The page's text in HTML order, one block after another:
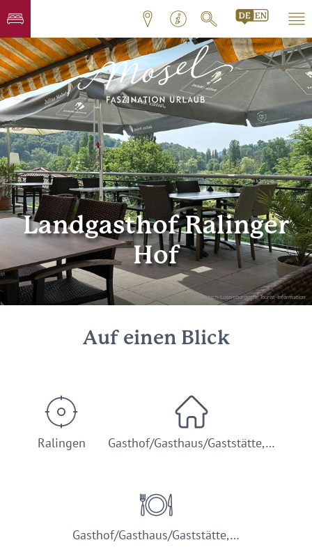
© Deutsch-Luxemburgische Tourist-Information
Landgasthof Ralinger
Hof
Auf einen Blick
Ralingen Gasthof/Gasthaus/Gaststätte,…
Gasthof/Gasthaus/Gaststätte,…